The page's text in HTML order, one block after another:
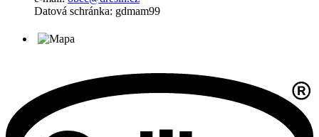
Datová schránka: gdmam99